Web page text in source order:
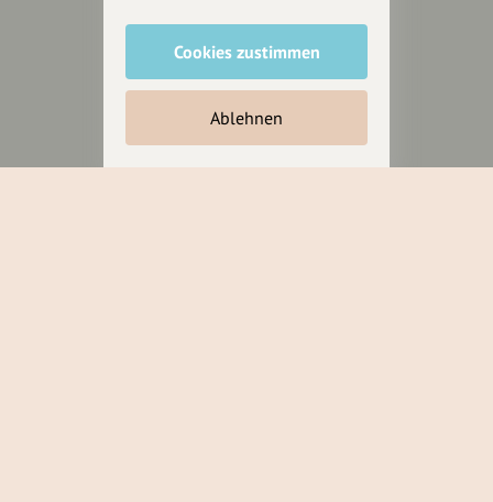
Unterstütze
unsere Plattform
Cookies zustimmen
Ablehnen